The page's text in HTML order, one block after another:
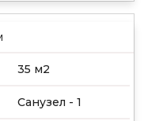
35 м2
Санузел - 1